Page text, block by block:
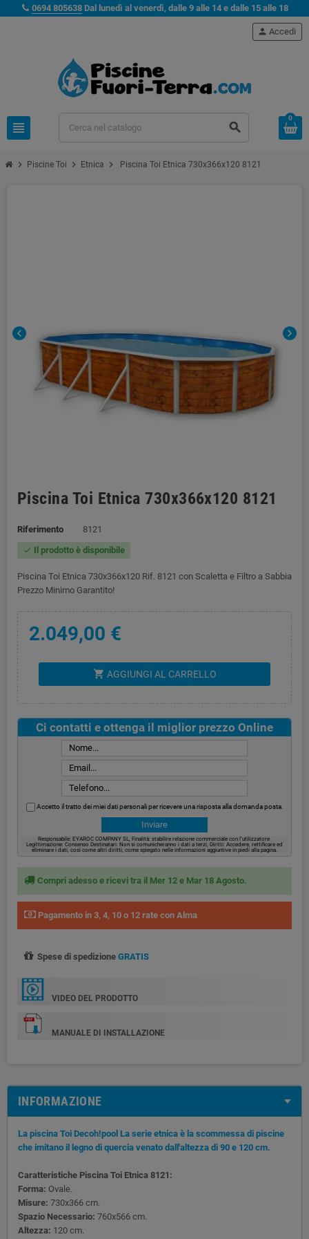
0694 805638 Dal lunedì al venerdì, dalle 9 alle 14 e dalle 15 alle 18
view_headline search
person Accedi
0
chevron_right Piscine Toi chevron_right Etnica chevron_right Piscina Toi Etnica 730x366x120 8121
chevron_left chevron_right
Piscina Toi Etnica 730x366x120 8121
Riferimento 8121
check Il prodotto è disponibile
Piscina Toi Etnica 730x366x120 Rif. 8121 con Scaletta e Filtro a Sabbia
Prezzo Minimo Garantito!
2.049,00 €
shopping_cart AGGIUNGI AL CARRELLO
Ci contatti e ottenga il miglior prezzo Online
Accetto il tratto dei miei dati personali per ricevere una risposta alla domanda posta.
Responsabile: EYAROC COMPANY SL, Finalità: stabilire relazione commerciale con l’utilizzatore.
Legittimazione: Consenso Destinatari: Non si comunicheranno i dati a terzi, Diritti: Accedere, rettificare ed
eliminare i dati, così come altri diritti, come spiegato nelle informazioni aggiuntive in piedi alla pagina.
Compri adesso e ricevi tra il Mer 12 e Mar 18 Agosto.
Pagamento in 3, 4, 10 o 12 rate con Alma
Spese di spedizione GRATIS
VIDEO DEL PRODOTTO
MANUALE DI INSTALLAZIONE
INFORMAZIONE
La piscina Toi Decoh!pool La serie etnica è la scommessa di piscine
che imitano il legno di quercia venato dall'altezza di 90 e 120 cm.
Caratteristiche Piscina Toi Etnica 8121:
Forma: Ovale.
Misure: 730x366 cm.
Spazio Necessario: 760x566 cm.
Altezza: 120 cm.